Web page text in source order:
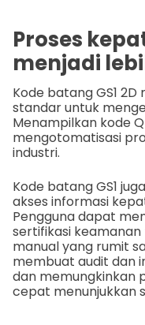
Proses
menjadi
Kode batang GS1
standar untuk
Menampilkan kode
mengotomatisasi
industri.
Kode batang GS1
akses informasi
Pengguna dapat
sertifikasi
manual yang rumit
membuat audit dan
dan memungkinkan
cepat menunjukkan